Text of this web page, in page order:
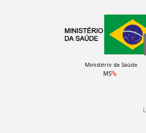
Ministério da Saúde
MS